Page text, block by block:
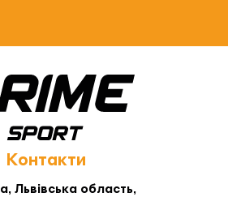
Контакти
Львівська область,